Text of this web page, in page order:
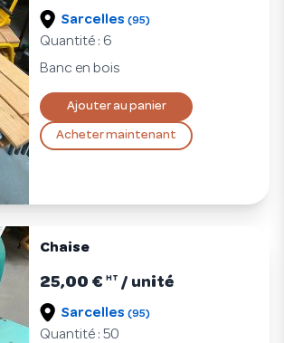
Sarcelles (95)
Quantité : 6
Banc en bois
Ajouter au panier
Acheter maintenant
Chaise
25,00 € HT / unité
Sarcelles (95)
Quantité : 50